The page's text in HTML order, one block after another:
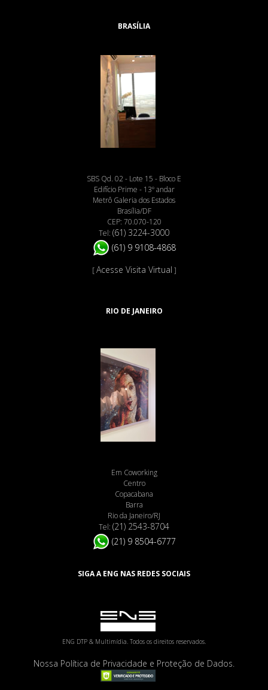
BRASÍLIA
SBS Qd. 02 - Lote 15 - Bloco E
Edifício Prime - 13º andar
Metrô Galeria dos Estados
Brasília/DF
CEP: 70.070-120
Tel: (61) 3224-3000
(61) 9 9108-4868
[Acesse Visita Virtual ]
RIO DE JANEIRO
Em Coworking
Centro
Copacabana
Barra
Rio da Janeiro/RJ
Tel: (21) 2543-8704
(21) 9 8504-6777
SIGA A ENG NAS REDES SOCIAIS
ENG DTP & Multimídia. Todos os direitos reservados.
Nossa Política de Privacidade e Proteção de Dados.